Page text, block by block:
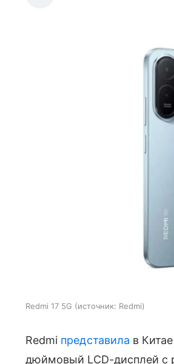
Redmi 17 5G источник: Redmi
Redmi представила в
дюймовый LCD-дисплей с